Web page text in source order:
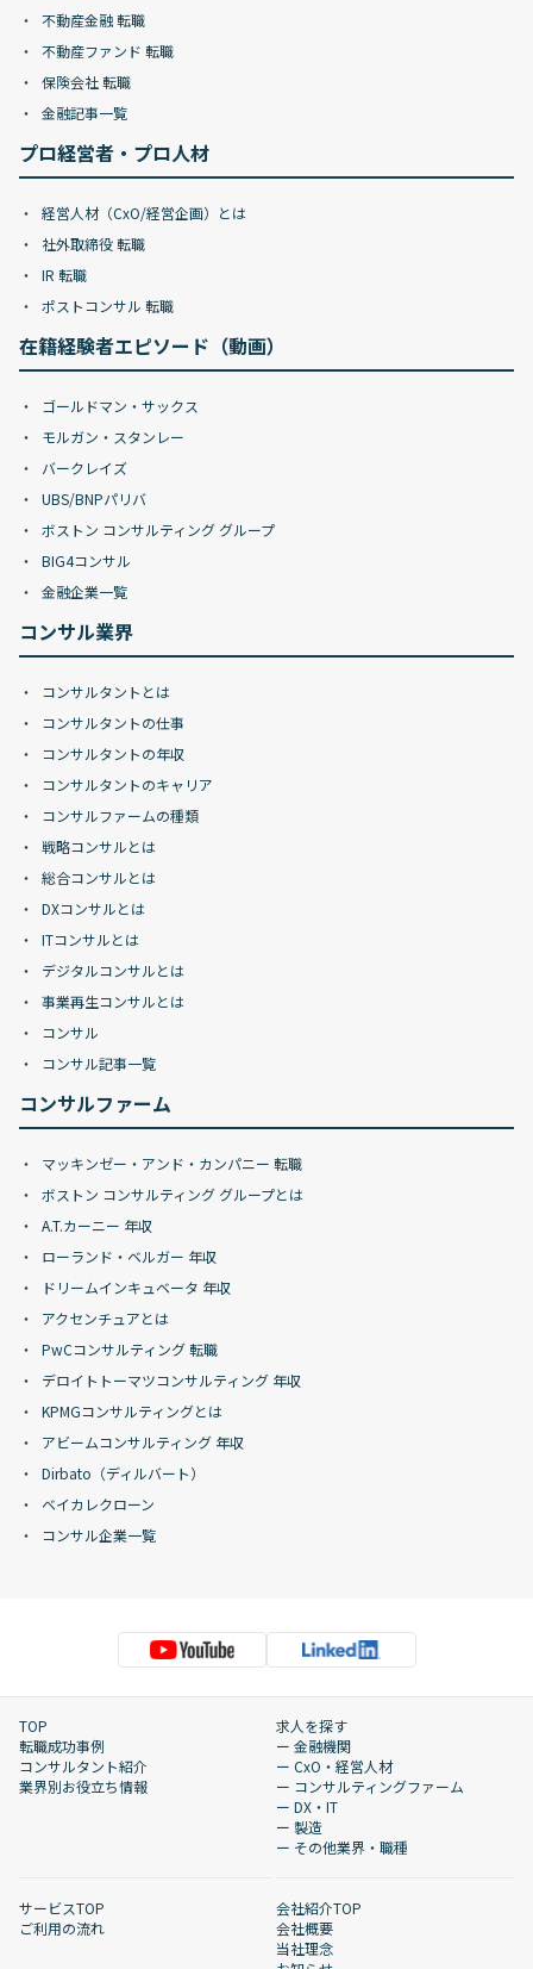
不動産金融 転職
不動産ファンド 転職
保険会社 転職
金融記事一覧
プロ経営者・プロ人材
経営人材（CxO/経営企画）とは
社外取締役 転職
IR 転職
ポストコンサル 転職
在籍経験者エピソード（動画）
ゴールドマン・サックス
モルガン・スタンレー
バークレイズ
UBS/BNPパリバ
ボストン コンサルティング グループ
BIG4コンサル
金融企業一覧
コンサル業界
コンサルタントとは
コンサルタントの仕事
コンサルタントの年収
コンサルタントのキャリア
コンサルファームの種類
戦略コンサルとは
総合コンサルとは
DXコンサルとは
ITコンサルとは
デジタルコンサルとは
事業再生コンサルとは
コンサル
コンサル記事一覧
コンサルファーム
マッキンゼー・アンド・カンパニー 転職
ボストン コンサルティング グループとは
A.T.カーニー 年収
ローランド・ベルガー 年収
ドリームインキュベータ 年収
アクセンチュアとは
PwCコンサルティング 転職
デロイトトーマツコンサルティング 年収
KPMGコンサルティングとは
アビームコンサルティング 年収
Dirbato（ディルバート）
ベイカレクローン
コンサル企業一覧
TOP
転職成功事例
コンサルタント紹介
業界別お役立ち情報
求人を探す
ー 金融機関
ー CxO・経営人材
ー コンサルティングファーム
ー DX・IT
ー 製造
ー その他業界・職種
サービスTOP
ご利用の流れ
会社紹介TOP
会社概要
当社理念